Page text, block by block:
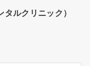
ルクリニック）